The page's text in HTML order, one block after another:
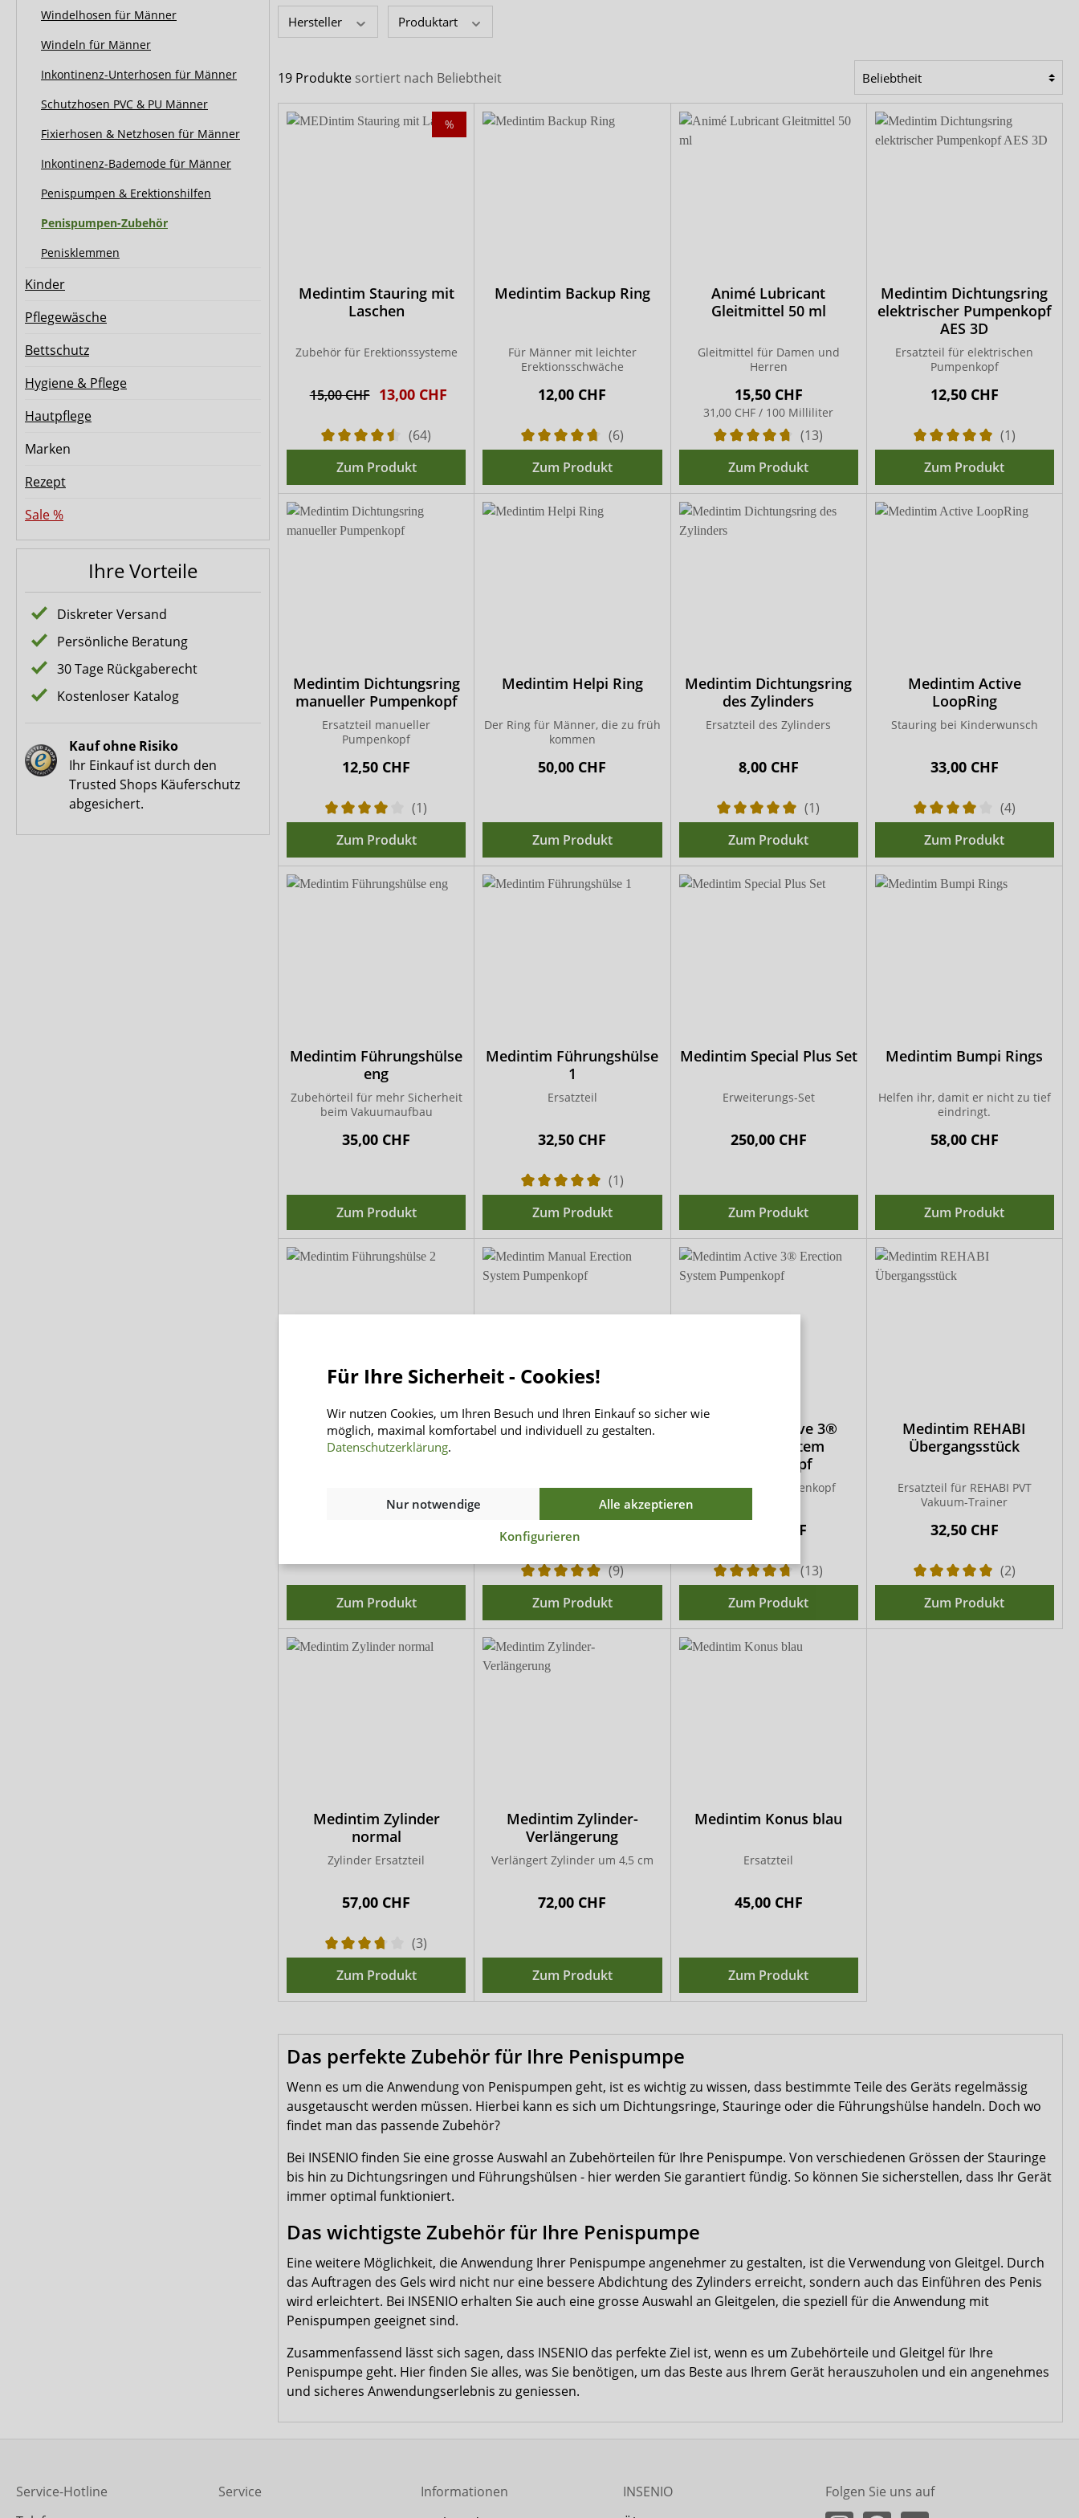
Ultrana MedLogics
Fresubin
Windelhosen für Männer
Windeln für Männer
Inkontinenz-Unterhosen für Männer
Schutzhosen PVC & PU Männer
Fixierhosen & Netzhosen für Männer
Inkontinenz-Bademode für Männer
Penispumpen & Erektionshilfen
Penispumpen-Zubehör
Penisklemmen
Kinder
Pflegewäsche
Bettschutz
Hygiene & Pflege
Hautpflege
Marken
Rezept
Sale %
Ihre Vorteile
Diskreter Versand
Persönliche Beratung
30 Tage Rückgaberecht
Kostenloser Katalog
Kauf ohne Risiko
Ihr Einkauf ist durch den
Trusted Shops Käuferschutz
abgesichert.
Hersteller Produktart
19 Produkte sortiert nach Beliebtheit
%
Medintim Stauring mit
Laschen
Zubehör für Erektionssysteme
15,00 CHF 13,00 CHF
(64)
Zum Produkt
Medintim Backup Ring
Für Männer mit leichter
Erektionsschwäche
12,00 CHF
(6)
Zum Produkt
Animé Lubricant
Gleitmittel 50 ml
Gleitmittel für Damen und
Herren
15,50 CHF
31,00 CHF / 100 Milliliter
(13)
Zum Produkt
Medintim Dichtungsring
elektrischer Pumpenkopf
AES 3D
Ersatzteil für elektrischen
Pumpenkopf
12,50 CHF
(1)
Zum Produkt
Medintim Dichtungsring
manueller Pumpenkopf
Ersatzteil manueller
Pumpenkopf
12,50 CHF
(1)
Zum Produkt
Medintim Helpi Ring
Der Ring für Männer, die zu früh
kommen
50,00 CHF
Zum Produkt
Medintim Dichtungsring
des Zylinders
Ersatzteil des Zylinders
8,00 CHF
(1)
Zum Produkt
Medintim Active
LoopRing
Stauring bei Kinderwunsch
33,00 CHF
(4)
Zum Produkt
Medintim Führungshülse
eng
Zubehörteil für mehr Sicherheit
beim Vakuumaufbau
35,00 CHF
Zum Produkt
Medintim Führungshülse
1
Ersatzteil
32,50 CHF
(1)
Zum Produkt
Medintim Special Plus Set
Erweiterungs-Set
250,00 CHF
Zum Produkt
Medintim Bumpi Rings
Helfen ihr, damit er nicht zu tief
eindringt.
58,00 CHF
Zum Produkt
Medintim Führungshülse
2
Zum Produkt
Medintim Manual
Manueller Vakuum-Pumpenkopf
150,00 CHF
(9)
Zum Produkt
Medintim Active 3®
Erection System
Pumpenkopf
Elektrischer Pumpenkopf
180,00 CHF
(13)
Zum Produkt
Medintim REHABI
Übergangsstück
Ersatzteil für REHABI PVT
Vakuum-Trainer
32,50 CHF
(2)
Zum Produkt
Medintim Zylinder
normal
Zylinder Ersatzteil
57,00 CHF
(3)
Zum Produkt
Medintim Zylinder-
Verlängerung
Verlängert Zylinder um 4,5 cm
72,00 CHF
Zum Produkt
Medintim Konus blau
Ersatzteil
45,00 CHF
Zum Produkt
Das perfekte Zubehör für Ihre Penispumpe
Wenn es um die Anwendung von Penispumpen geht, ist es wichtig zu wissen, dass bestimmte Teile des Geräts regelmässig
ausgetauscht werden müssen. Hierbei kann es sich um Dichtungsringe, Stauringe oder die Führungshülse handeln. Doch wo
findet man das passende Zubehör?
Bei INSENIO finden Sie eine grosse Auswahl an Zubehörteilen für Ihre Penispumpe. Von verschiedenen Grössen der Stauringe
bis hin zu Dichtungsringen und Führungshülsen - hier werden Sie garantiert fündig. So können Sie sicherstellen, dass Ihr Gerät
immer optimal funktioniert.
Das wichtigste Zubehör für Ihre Penispumpe
Eine weitere Möglichkeit, die Anwendung Ihrer Penispumpe angenehmer zu gestalten, ist die Verwendung von Gleitgel. Durch
das Auftragen des Gels wird nicht nur eine bessere Abdichtung des Zylinders erreicht, sondern auch das Einführen des Penis
wird erleichtert. Bei INSENIO erhalten Sie auch eine grosse Auswahl an Gleitgelen, die speziell für die Anwendung mit
Penispumpen geeignet sind.
Zusammenfassend lässt sich sagen, dass INSENIO das perfekte Ziel ist, wenn es um Zubehörteile und Gleitgel für Ihre
Penispumpe geht. Hier finden Sie alles, was Sie benötigen, um das Beste aus Ihrem Gerät herauszuholen und ein angenehmes
und sicheres Anwendungserlebnis zu geniessen.
Service-Hotline
Service
Informationen
INSENIO
Folgen Sie uns auf
Für Ihre Sicherheit - Cookies!
Wir nutzen Cookies, um Ihren Besuch und Ihren Einkauf so sicher wie
möglich, maximal komfortabel und individuell zu gestalten.
Datenschutzerklärung.
Nur notwendige
Alle akzeptieren
Konfigurieren